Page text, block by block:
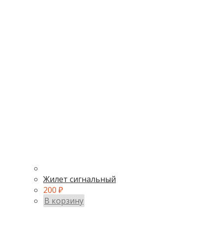
Жилет сигнальный
200 ₽
В корзину